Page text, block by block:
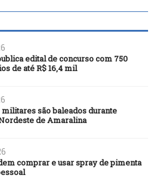
edital de concurso com 750
de até R$ 16,4 mil
são baleados durante
de Amaralina
comprar e usar spray de pimenta